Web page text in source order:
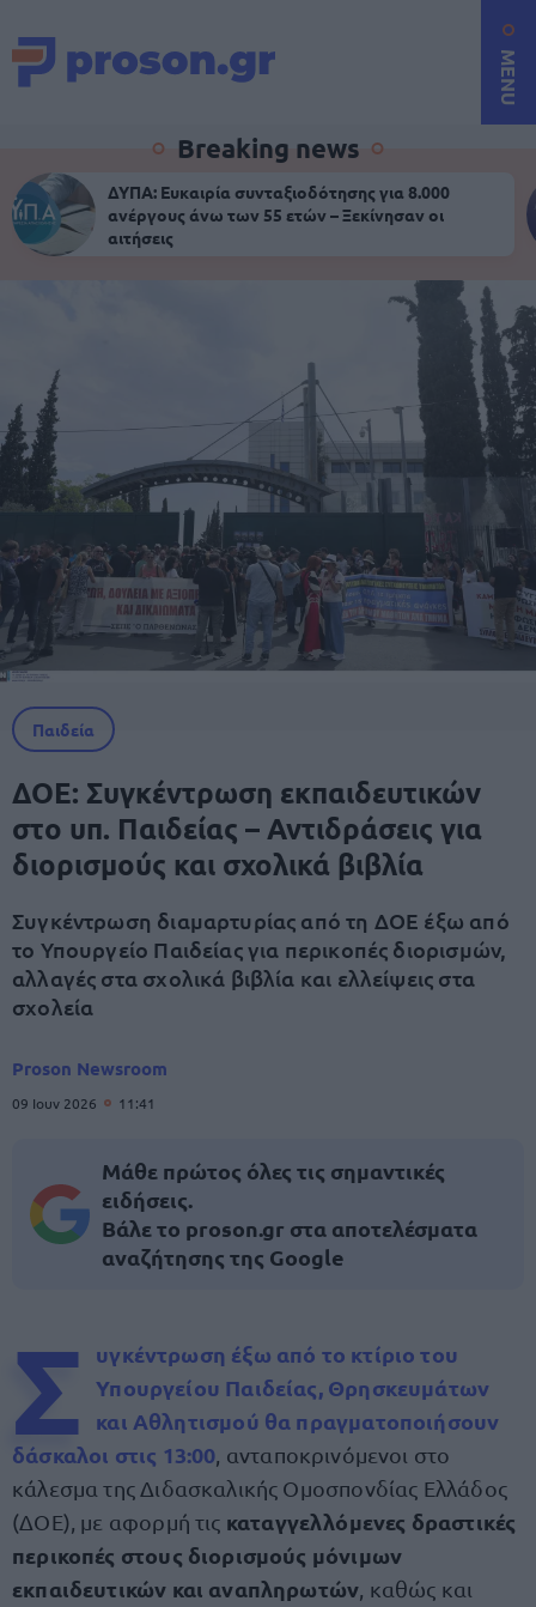
MENU
Breaking news
ΔΥΠΑ: Ευκαιρία συνταξιοδότησης για 8.000
ανέργους άνω των 55 ετών – Ξεκίνησαν οι
αιτήσεις
Παιδεία
ΔΟΕ: Συγκέντρωση εκπαιδευτικών
στο υπ. Παιδείας – Αντιδράσεις για
διορισμούς και σχολικά βιβλία
Συγκέντρωση διαμαρτυρίας από τη ΔΟΕ έξω από
το Υπουργείο Παιδείας για περικοπές διορισμών,
αλλαγές στα σχολικά βιβλία και ελλείψεις στα
σχολεία
Proson Newsroom
09 Ιουν 2026 11:41
Μάθε πρώτος όλες τις σημαντικές
ειδήσεις.
Βάλε το proson.gr στα αποτελέσματα
αναζήτησης της Google
Σ
υγκέντρωση έξω από το κτίριο του
Υπουργείου Παιδείας, Θρησκευμάτων
και Αθλητισμού θα πραγματοποιήσουν
δάσκαλοι στις 13:00 , ανταποκρινόμενοι στο
κάλεσμα της Διδασκαλικής Ομοσπονδίας Ελλάδος
(ΔΟΕ), με αφορμή τις καταγγελλόμενες δραστικές
περικοπές στους διορισμούς μόνιμων
εκπαιδευτικών και αναπληρωτών , καθώς και